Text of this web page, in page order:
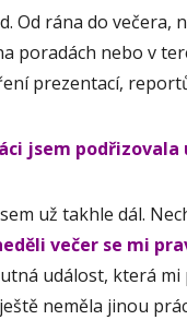
Od rána do večera,
poradách nebo v
prezentací,
jsem podřizovala
už takhle dál.
večer se mi
událost, která
neměla jinou